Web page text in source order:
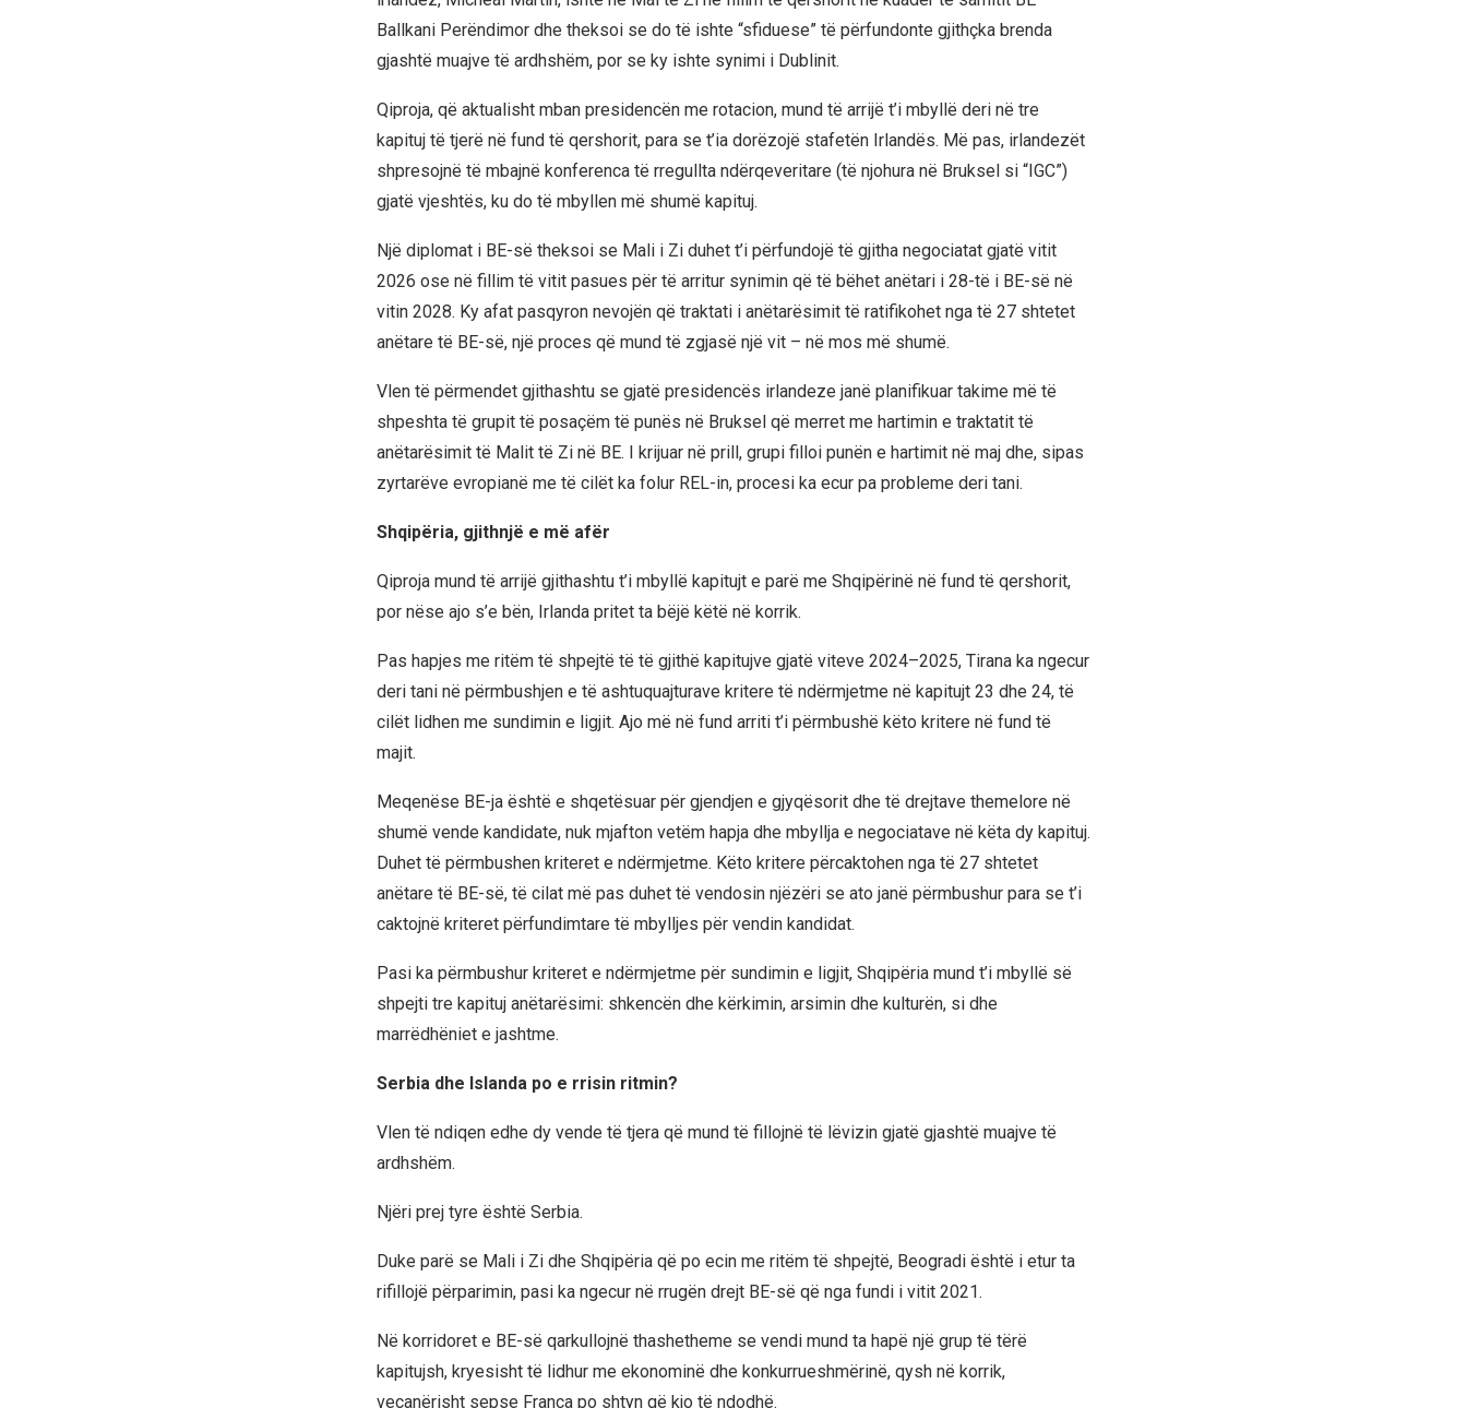
Ballkani Perëndimor dhe theksoi se do të ishte “sfiduese” të përfundonte gjithçka brenda
gjashtë muajve të ardhshëm, por se ky ishte synimi i Dublinit.
Qiproja, që aktualisht mban presidencën me rotacion, mund të arrijë t’i mbyllë deri në tre
kapituj të tjerë në fund të qershorit, para se t’ia dorëzojë stafetën Irlandës. Më pas, irlandezët
shpresojnë të mbajnë konferenca të rregullta ndërqeveritare (të njohura në Bruksel si “IGC”)
gjatë vjeshtës, ku do të mbyllen më shumë kapituj.
Një diplomat i BE-së theksoi se Mali i Zi duhet t’i përfundojë të gjitha negociatat gjatë vitit
2026 ose në fillim të vitit pasues për të arritur synimin që të bëhet anëtari i 28-të i BE-së në
vitin 2028. Ky afat pasqyron nevojën që traktati i anëtarësimit të ratifikohet nga të 27 shtetet
anëtare të BE-së, një proces që mund të zgjasë një vit – në mos më shumë.
Vlen të përmendet gjithashtu se gjatë presidencës irlandeze janë planifikuar takime më të
shpeshta të grupit të posaçëm të punës në Bruksel që merret me hartimin e traktatit të
anëtarësimit të Malit të Zi në BE. I krijuar në prill, grupi filloi punën e hartimit në maj dhe, sipas
zyrtarëve evropianë me të cilët ka folur REL-in, procesi ka ecur pa probleme deri tani.
Shqipëria, gjithnjë e më afër
Qiproja mund të arrijë gjithashtu t’i mbyllë kapitujt e parë me Shqipërinë në fund të qershorit,
por nëse ajo s’e bën, Irlanda pritet ta bëjë këtë në korrik.
Pas hapjes me ritëm të shpejtë të të gjithë kapitujve gjatë viteve 2024–2025, Tirana ka ngecur
deri tani në përmbushjen e të ashtuquajturave kritere të ndërmjetme në kapitujt 23 dhe 24, të
cilët lidhen me sundimin e ligjit. Ajo më në fund arriti t’i përmbushë këto kritere në fund të
majit.
Meqenëse BE-ja është e shqetësuar për gjendjen e gjyqësorit dhe të drejtave themelore në
shumë vende kandidate, nuk mjafton vetëm hapja dhe mbyllja e negociatave në këta dy kapituj.
Duhet të përmbushen kriteret e ndërmjetme. Këto kritere përcaktohen nga të 27 shtetet
anëtare të BE-së, të cilat më pas duhet të vendosin njëzëri se ato janë përmbushur para se t’i
caktojnë kriteret përfundimtare të mbylljes për vendin kandidat.
Pasi ka përmbushur kriteret e ndërmjetme për sundimin e ligjit, Shqipëria mund t’i mbyllë së
shpejti tre kapituj anëtarësimi: shkencën dhe kërkimin, arsimin dhe kulturën, si dhe
marrëdhëniet e jashtme.
Serbia dhe Islanda po e rrisin ritmin?
Vlen të ndiqen edhe dy vende të tjera që mund të fillojnë të lëvizin gjatë gjashtë muajve të
ardhshëm.
Njëri prej tyre është Serbia.
Duke parë se Mali i Zi dhe Shqipëria që po ecin me ritëm të shpejtë, Beogradi është i etur ta
rifillojë përparimin, pasi ka ngecur në rrugën drejt BE-së që nga fundi i vitit 2021.
Në korridoret e BE-së qarkullojnë thashetheme se vendi mund ta hapë një grup të tërë
kapitujsh, kryesisht të lidhur me ekonominë dhe konkurrueshmërinë, qysh në korrik,
veçanërisht sepse Franca po shtyn që kjo të ndodhë.